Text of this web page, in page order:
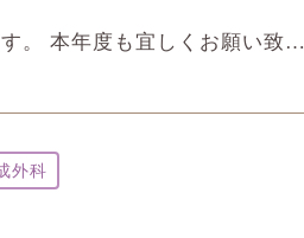
。 本年度も宜しくお願い致…
外科